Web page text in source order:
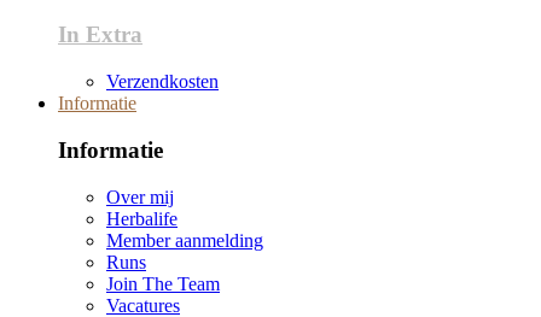
In Extra
Verzendkosten
Informatie
Informatie
Over mij
Herbalife
Member aanmelding
Runs
Join The Team
Vacatures